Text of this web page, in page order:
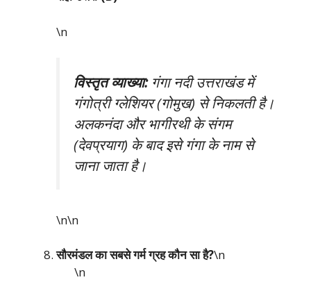
\n
विस्तृत व्याख्या:गंगा नदी उत्तराखंड में
गंगोत्री ग्लेशियर (गोमुख) से निकलती है।
अलकनंदा और भागीरथी के संगम
(देवप्रयाग) के बाद इसे गंगा के नाम से
जाना जाता है।
\n\n
सौरमंडल का सबसे गर्म ग्रह कौन सा है?\n
\n